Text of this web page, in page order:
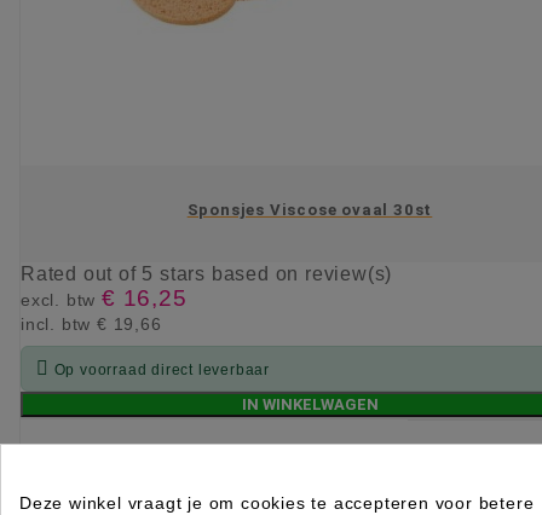
Sponsjes Viscose ovaal 30st
Rated out of 5 stars based on review(s)
excl. btw € 16,25
incl. btw € 19,66
 Op voorraad direct leverbaar
IN WINKELWAGEN
Deze winkel vraagt je om cookies te accepteren voor betere